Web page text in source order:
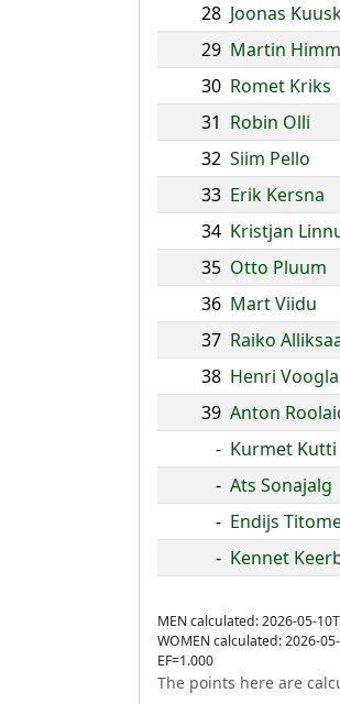
28 Joonas
29 Martin
30 Romet Kriks
31 Robin Olli
32 Siim Pello
33 Erik Kersna
34 Kristjan
35 Otto Pluum
36 Mart Viidu
37 Raiko
38 Henri Voogla
39 Anton
- Kurmet Kutti
- Ats Sonajalg
- Endijs
- Kennet
MEN calculated: 2026-05-
WOMEN calculated: 2026-
EF=1.000
The points here are